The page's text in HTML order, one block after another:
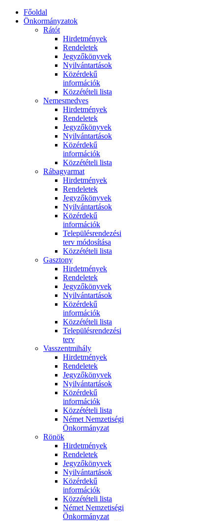
Főoldal
Önkormányzatok
Rátót
Hirdetmények
Rendeletek
Jegyzőkönyvek
Nyilvántartások
Közérdekű
információk
Közzétételi lista
Nemesmedves
Hirdetmények
Rendeletek
Jegyzőkönyvek
Nyilvántartások
Közérdekű
információk
Közzétételi lista
Rábagyarmat
Hirdetmények
Rendeletek
Jegyzőkönyvek
Nyilvántartások
Közérdekű
információk
Településrendezési
terv módosítása
Közzétételi lista
Gasztony
Hirdetmények
Rendeletek
Jegyzőkönyvek
Nyilvántartások
Közérdekű
információk
Közzétételi lista
Településrendezési
terv
Vasszentmihály
Hirdetmények
Rendeletek
Jegyzőkönyvek
Nyilvántartások
Közérdekű
információk
Közzétételi lista
Német Nemzetiségi
Önkormányzat
Rönök
Hirdetmények
Rendeletek
Jegyzőkönyvek
Nyilvántartások
Közérdekű
információk
Közzétételi lista
Német Nemzetiségi
Önkormányzat